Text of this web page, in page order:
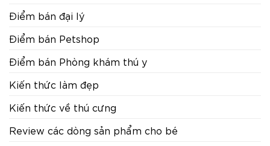
Điểm bán đại lý
Điểm bán Petshop
Điểm bán Phòng khám thú y
Kiến thức làm đẹp
Kiến thức về thú cưng
Review các dòng sản phẩm cho bé